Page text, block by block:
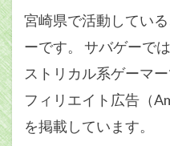
宮崎県で活動してい
ーです。 サバゲーで
ストリカル系ゲーマ
フィリエイト広告（
を掲載しています。